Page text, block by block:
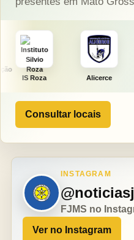
Alicerce J. Futuro
Consultar locais
INSTAGRAM
FJMS no
Ver no Instagram